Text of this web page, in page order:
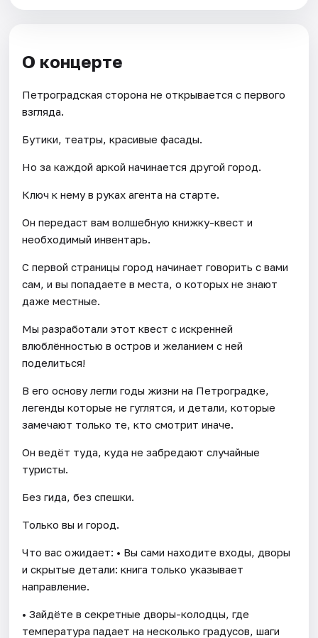
О концерте
Петроградская сторона не открывается с первого
взгляда.
Бутики, театры, красивые фасады.
Но за каждой аркой начинается другой город.
Ключ к нему в руках агента на старте.
Он передаст вам волшебную книжку-квест и
необходимый инвентарь.
С первой страницы город начинает говорить с вами
сам, и вы попадаете в места, о которых не знают
даже местные.
Мы разработали этот квест с искренней
влюблённостью в остров и желанием с ней
поделиться!
В его основу легли годы жизни на Петроградке,
легенды которые не гуглятся, и детали, которые
замечают только те, кто смотрит иначе.
Он ведёт туда, куда не забредают случайные
туристы.
Без гида, без спешки.
Только вы и город.
Что вас ожидает: • Вы сами находите входы, дворы
и скрытые детали: книга только указывает
направление.
• Зайдёте в секретные дворы-колодцы, где
температура падает на несколько градусов, шаги